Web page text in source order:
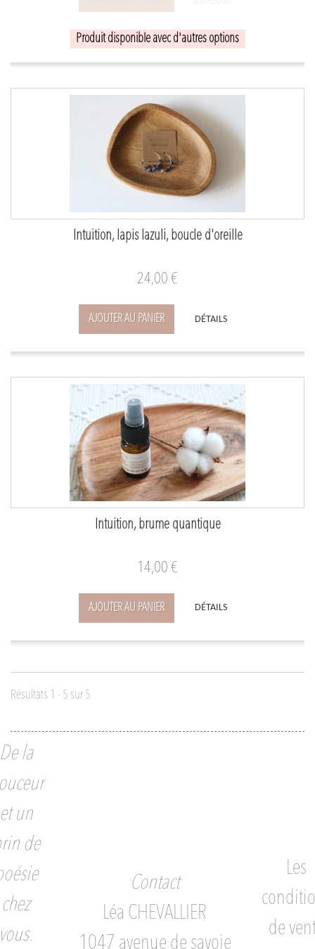
Produit disponible avec d'autres options
Intuition, lapis lazuli, boucle d'oreille
24,00 €
AJOUTER AU PANIER DÉTAILS
Intuition, brume quantique
14,00 €
AJOUTER AU PANIER DÉTAILS
Résultats 1 - 5 sur 5.
la
un
de
chez
Contact
Léa CHEVALLIER
1047 avenue de savoie
Les
de